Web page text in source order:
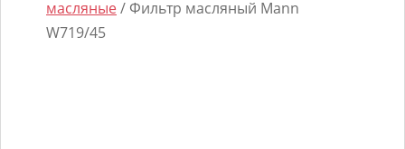
масляные/ Фильтр масляный Mann
W719/45